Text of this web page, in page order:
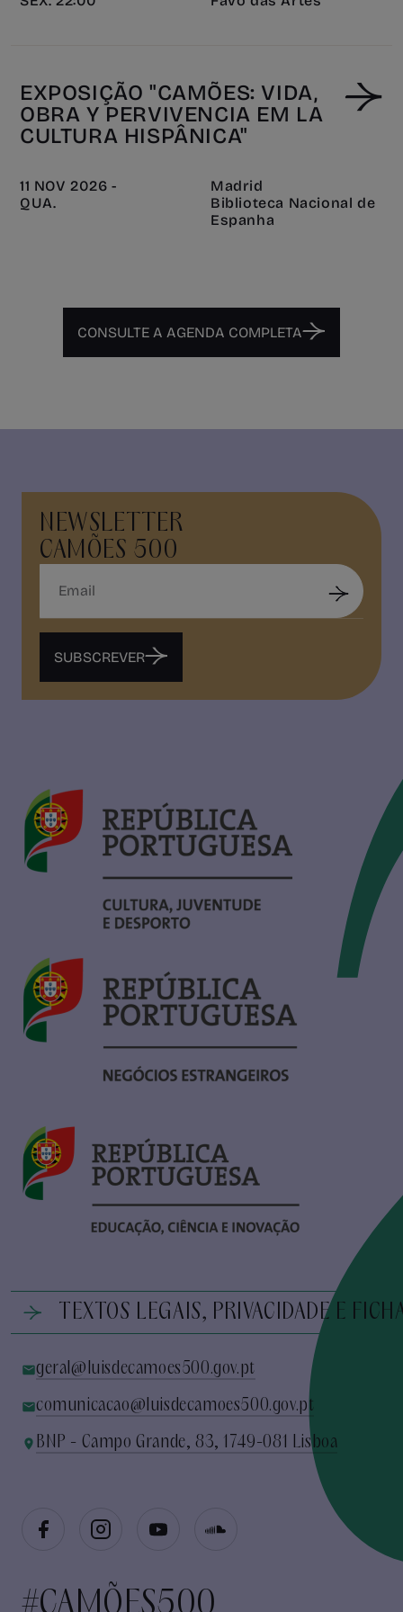
EXPOSIÇÃO "CAMÕES: VIDA,
OBRA Y PERVIVENCIA EM LA
CULTURA HISPÂNICA"
11 NOV 2026 -
QUA.
Madrid
Biblioteca Nacional de
Espanha
CONSULTE A AGENDA COMPLETA
NEWSLETTER
CAMÕES 500
SUBSCREVER
TEXTOS LEGAIS, PRIVACIDADE E
geral@luisdecamoes500.gov.pt
comunicacao@luisdecamoes500.gov.pt
BNP - Campo Grande, 83, 1749-081 Lisboa
#CAMÕES500